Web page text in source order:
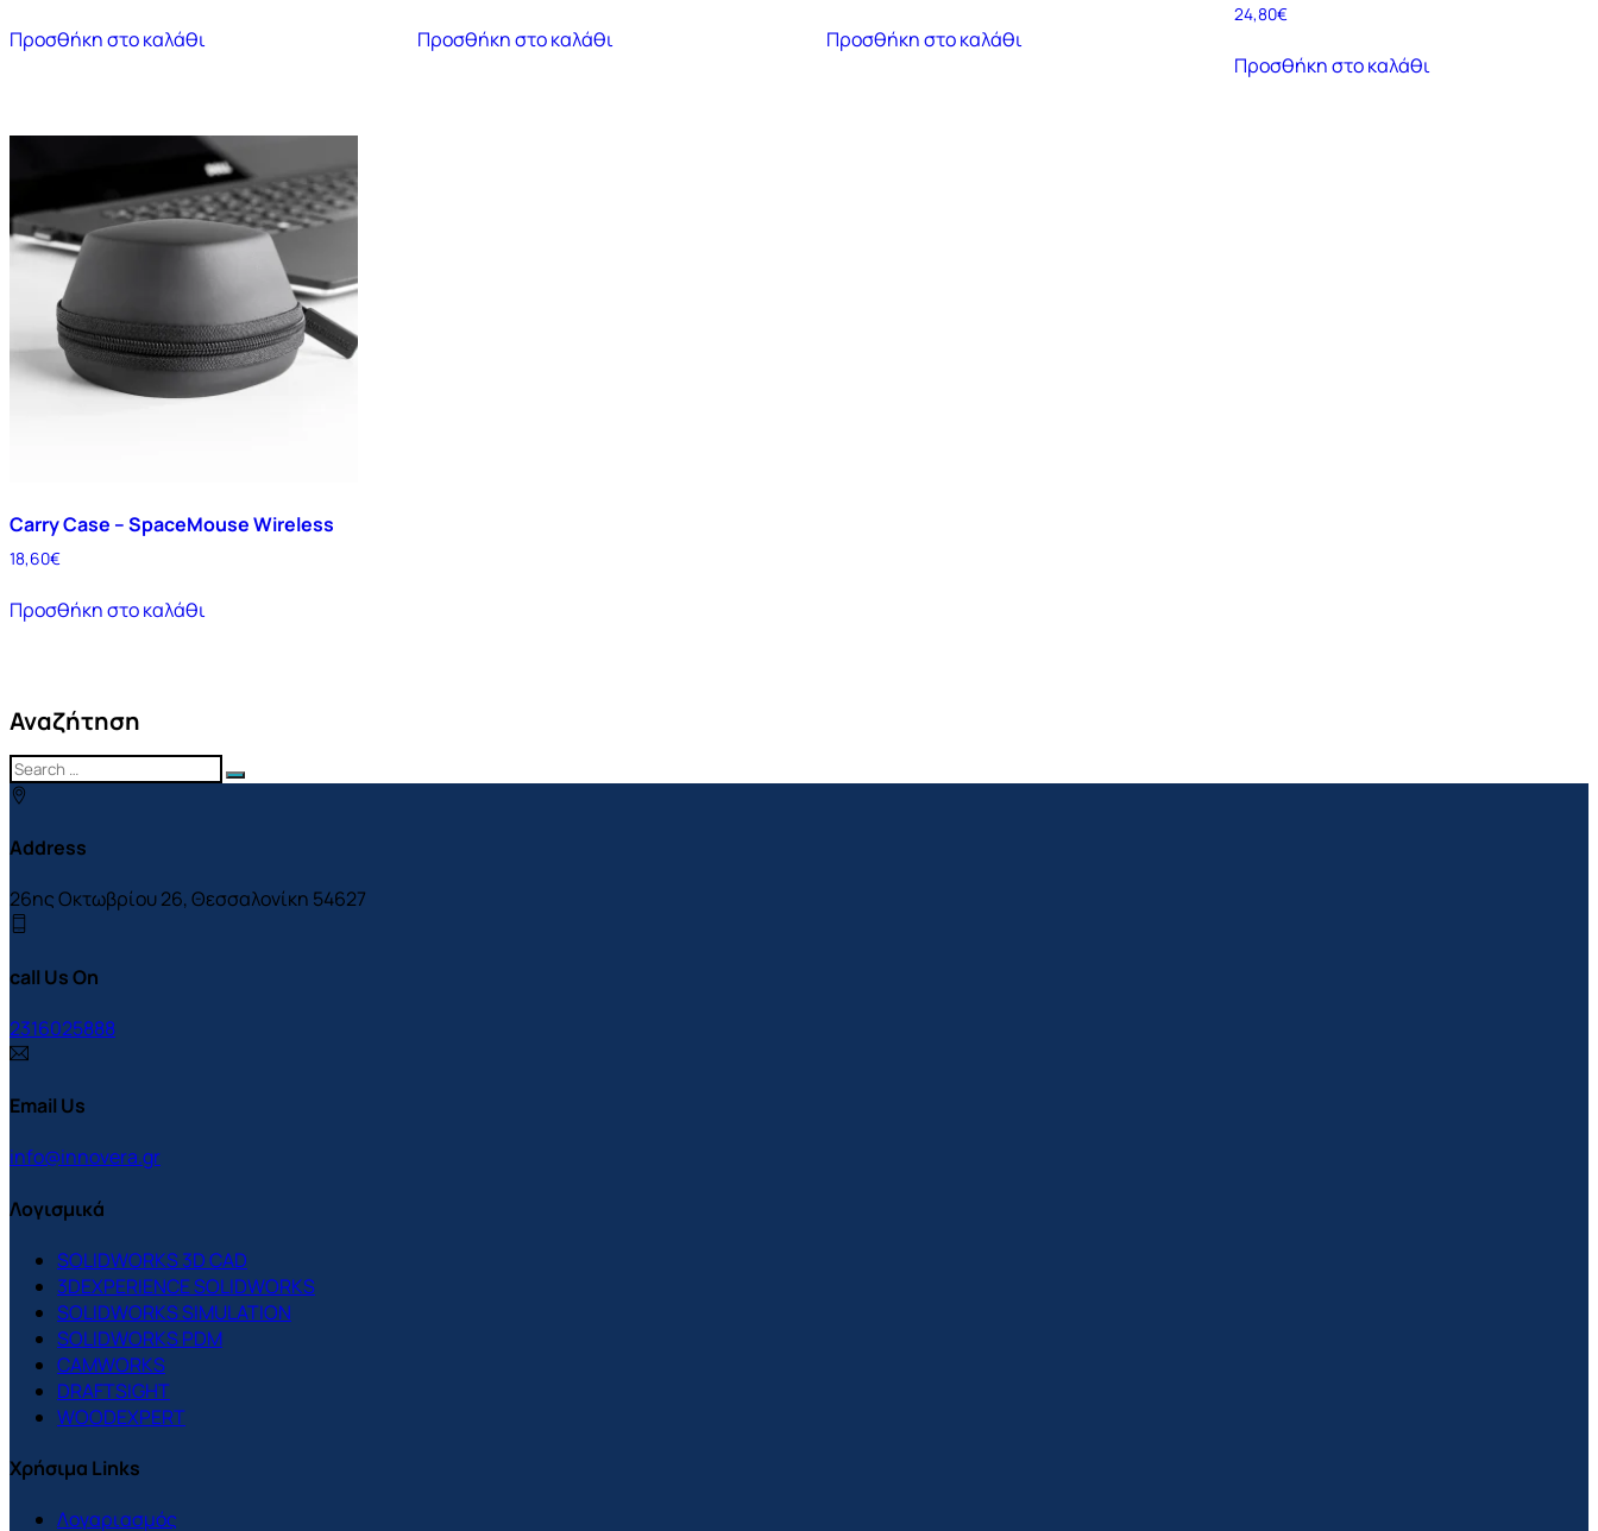
Προσθήκη στο καλάθι Προσθήκη στο καλάθι Προσθήκη στο καλάθι
24,80€
Προσθήκη στο καλάθι
Carry Case – SpaceMouse Wireless
18,60€
Προσθήκη στο καλάθι
Αναζήτηση
Address
26ης Οκτωβρίου 26, Θεσσαλονίκη 54627
call Us On
2316025888
Email Us
info@innovera.gr
Λογισμικά
SOLIDWORKS 3D CAD
3DEXPERIENCE SOLIDWORKS
SOLIDWORKS SIMULATION
SOLIDWORKS PDM
CAMWORKS
DRAFTSIGHT
WOODEXPERT
Χρήσιμα Links
Λογαριασμός